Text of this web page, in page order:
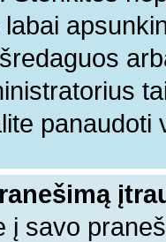
panaudoti
į savo